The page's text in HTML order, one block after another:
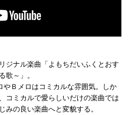
ジナル楽曲「よもちだいふくとおす
歌～」。
Ｂメロはコミカルな雰囲気。しか
コミカルで愛らしいだけの楽曲では
みの良い楽曲へと変貌する。